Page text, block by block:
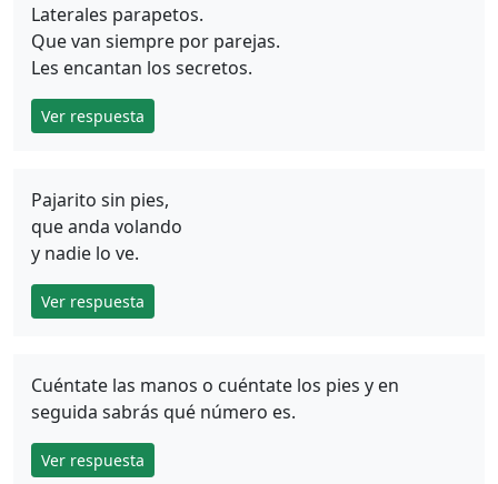
Laterales parapetos.
Que van siempre por parejas.
Les encantan los secretos.
Ver respuesta
Pajarito sin pies,
que anda volando
y nadie lo ve.
Ver respuesta
Cuéntate las manos o cuéntate los pies y en
seguida sabrás qué número es.
Ver respuesta